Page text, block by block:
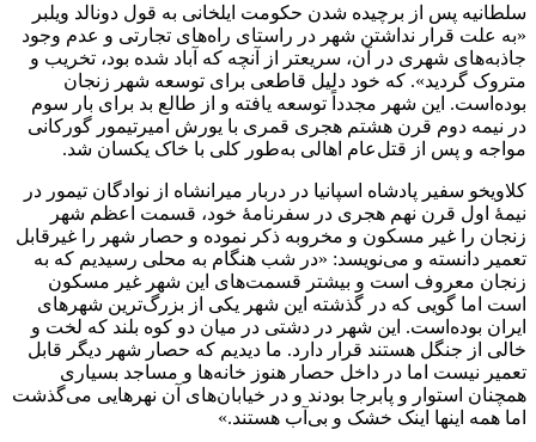
سلطانیه پس از برچیده شدن حکومت ایلخانی به قول دونالد ویلبر
«به علت قرار نداشتن شهر در راستای راه‌های تجارتی و عدم وجود
جاذبه‌های شهری در آن، سریعتر از آنچه که آباد شده بود، تخریب و
متروک گردید». که خود دلیل قاطعی برای توسعه شهر زنجان
بوده‌است. این شهر مجدداً توسعه یافته و از طالع بد برای بار سوم
در نیمه دوم قرن هشتم هجری قمری با یورش امیرتیمور گورکانی
مواجه و پس از قتل‌عام اهالی به‌طور کلی با خاک یکسان شد.
کلاویخو سفیر پادشاه اسپانیا در دربار میرانشاه از نوادگان تیمور در
نیمهٔ اول قرن نهم هجری در سفرنامهٔ خود، قسمت اعظم شهر
زنجان را غیر مسکون و مخروبه ذکر نموده و حصار شهر را غیرقابل
تعمیر دانسته و می‌نویسد: «در شب هنگام به محلی رسیدیم که به
زنجان معروف است و بیشتر قسمت‌های این شهر غیر مسکون
است اما گویی که در گذشته این شهر یکی از بزرگ‌ترین شهرهای
ایران بوده‌است. این شهر در دشتی در میان دو کوه بلند که لخت و
خالی از جنگل هستند قرار دارد. ما دیدیم که حصار شهر دیگر قابل
تعمیر نیست اما در داخل حصار هنوز خانه‌ها و مساجد بسیاری
همچنان استوار و پابرجا بودند و در خیابان‌های آن نهرهایی می‌گذشت
اما همه اینها اینک خشک و بی‌آب هستند.»